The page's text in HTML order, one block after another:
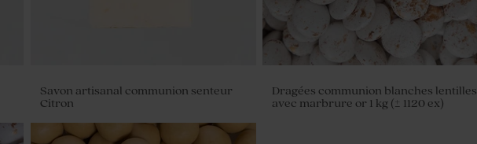
Savon artisanal communion senteur
Citron
Dragées communion blanches lentilles
avec marbrure or 1 kg (± 1120 ex)